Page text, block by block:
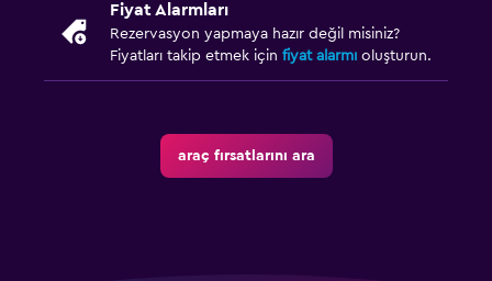
Fiyat Alarmları
Rezervasyon yapmaya hazır değil misiniz?
Fiyatları takip etmek için fiyat alarmı oluşturun.
araç fırsatlarını ara